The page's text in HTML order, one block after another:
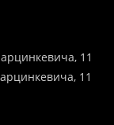
11
11